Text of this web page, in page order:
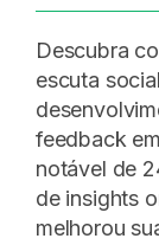
Descubra
escuta
feedback
notável de
de insights
melhorou